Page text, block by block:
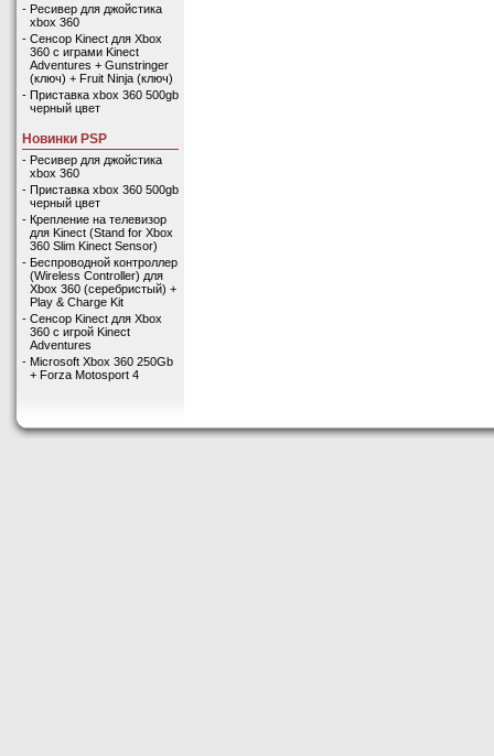
- Ресивер для джойстика
xbox 360
- Сенсор Kinect для Xbox
360 с играми Kinect
Adventures + Gunstringer
(ключ) + Fruit Ninja (ключ)
- Приставка xbox 360 500gb
черный цвет
Новинки PSP
- Ресивер для джойстика
xbox 360
- Приставка xbox 360 500gb
черный цвет
- Крепление на телевизор
для Kinect (Stand for Xbox
360 Slim Kinect Sensor)
- Беспроводной контроллер
(Wireless Controller) для
Xbox 360 (серебристый) +
Play & Charge Kit
- Сенсор Kinect для Xbox
360 с игрой Kinect
Adventures
- Microsoft Xbox 360 250Gb
+ Forza Motosport 4